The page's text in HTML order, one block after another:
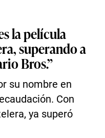
la película
superando a
Bros.”
su nombre en
Con
ya superó